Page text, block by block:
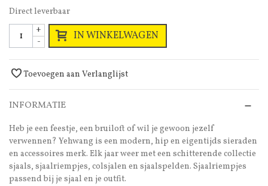
Direct leverbaar
-
+ IN WINKELWAGEN
Toevoegen aan Verlanglijst
INFORMATIE
Heb je een feestje, een bruiloft of wil je gewoon jezelf
verwennen? Yehwang is een modern, hip en eigentijds sieraden
en accessoires merk. Elk jaar weer met een schitterende collectie
sjaals, sjaalriempjes, colsjalen en sjaalspelden. Sjaalriempjes
passend bij je sjaal en je outfit.